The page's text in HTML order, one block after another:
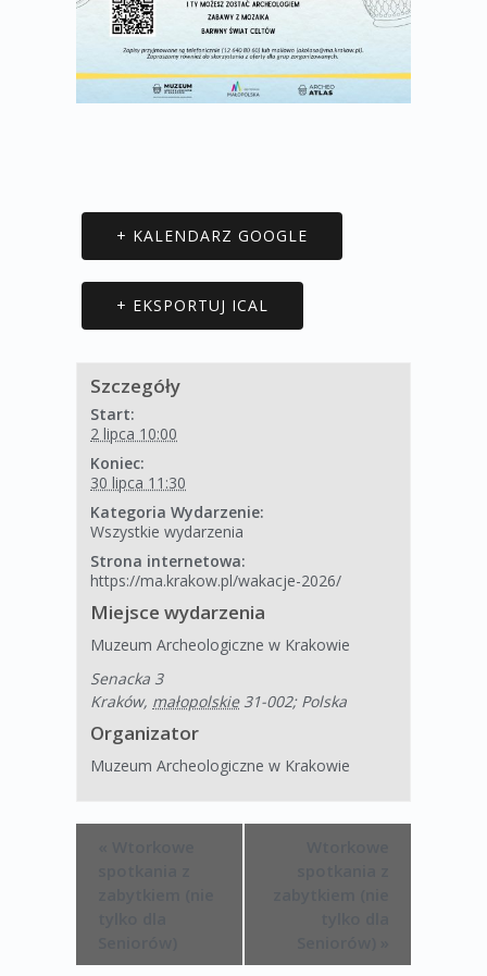
+ KALENDARZ GOOGLE
+ EKSPORTUJ ICAL
Szczegóły
Start:
2 lipca 10:00
Koniec:
30 lipca 11:30
Kategoria Wydarzenie:
Wszystkie wydarzenia
Strona internetowa:
https://ma.krakow.pl/wakacje-2026/
Miejsce wydarzenia
Muzeum Archeologiczne w Krakowie
Senacka 3
Kraków, małopolskie 31-002; Polska
Organizator
Muzeum Archeologiczne w Krakowie